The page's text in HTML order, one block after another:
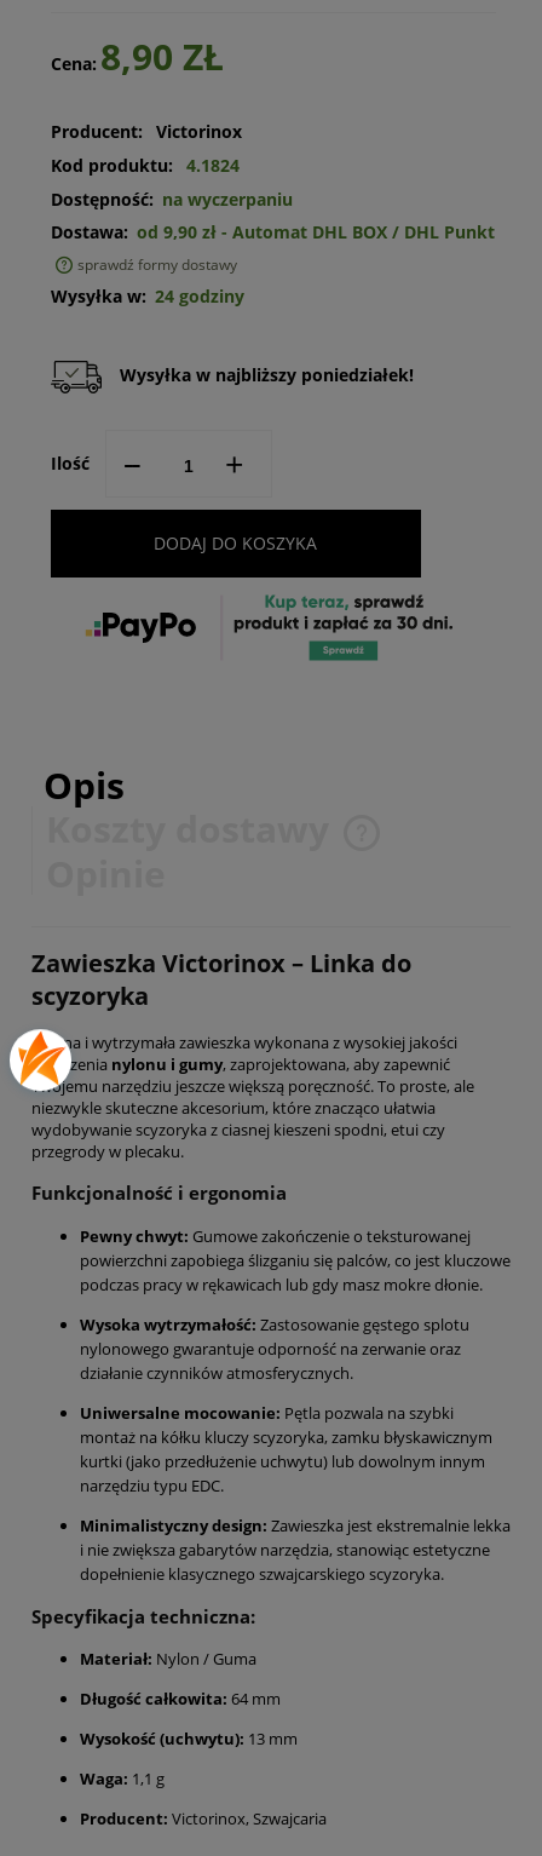
Cena: 8,90 ZŁ
Producent:
Victorinox
Kod produktu:
4.1824
Dostępność: na wyczerpaniu
Dostawa: od 9,90 zł - Automat DHL BOX / DHL Punkt
sprawdź formy dostawy
Wysyłka w: 24 godziny
Wysyłka w najbliższy poniedziałek!
Ilość -- +
DODAJ DO KOSZYKA
Opis
Zawieszka Victorinox – Linka do
scyzoryka
Mocna i wytrzymała zawieszka wykonana z wysokiej jakości
połączenia nylonu i gumy, zaprojektowana, aby zapewnić
Twojemu narzędziu jeszcze większą poręczność. To proste, ale
niezwykle skuteczne akcesorium, które znacząco ułatwia
wydobywanie scyzoryka z ciasnej kieszeni spodni, etui czy
przegrody w plecaku.
Funkcjonalność i ergonomia
Pewny chwyt: Gumowe zakończenie o teksturowanej
powierzchni zapobiega ślizganiu się palców, co jest kluczowe
podczas pracy w rękawicach lub gdy masz mokre dłonie.
Wysoka wytrzymałość: Zastosowanie gęstego splotu
nylonowego gwarantuje odporność na zerwanie oraz
działanie czynników atmosferycznych.
Uniwersalne mocowanie: Pętla pozwala na szybki
montaż na kółku kluczy scyzoryka, zamku błyskawicznym
kurtki (jako przedłużenie uchwytu) lub dowolnym innym
narzędziu typu EDC.
Minimalistyczny design: Zawieszka jest ekstremalnie lekka
i nie zwiększa gabarytów narzędzia, stanowiąc estetyczne
dopełnienie klasycznego szwajcarskiego scyzoryka.
Specyfikacja techniczna:
Materiał: Nylon / Guma
Długość całkowita: 64 mm
Wysokość (uchwytu): 13 mm
Waga: 1,1 g
Producent: Victorinox, Szwajcaria